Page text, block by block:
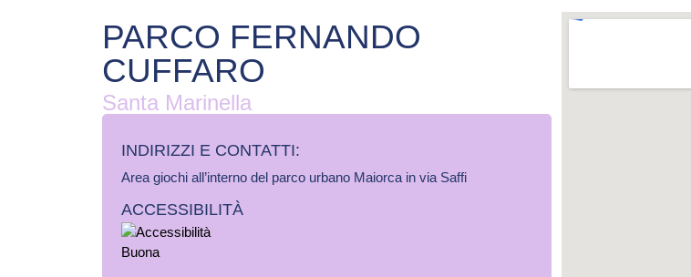
PARCO FERNANDO
CUFFARO
Santa Marinella
INDIRIZZI E CONTATTI:​
Area giochi all’interno del parco urbano Maiorca in via Saffi
ACCESSIBILITÀ